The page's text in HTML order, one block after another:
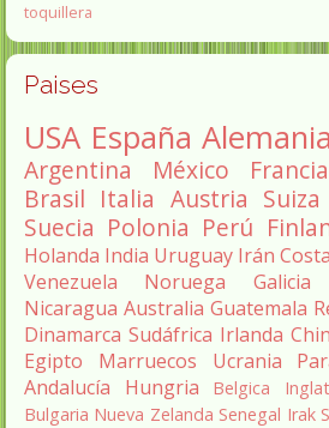
toquillera
Paises
USA España Alemania
Argentina México Francia
Brasil Italia Austria Suiza
Suecia Polonia Perú
Holanda India Uruguay Irán
Venezuela
Noruega Galicia
Nicaragua Australia Guatemala
Dinamarca Sudáfrica Irlanda
Egipto
Marruecos Ucrania
Andalucía
Hungria Belgica
Bulgaria Nueva Zelanda Senegal Irak